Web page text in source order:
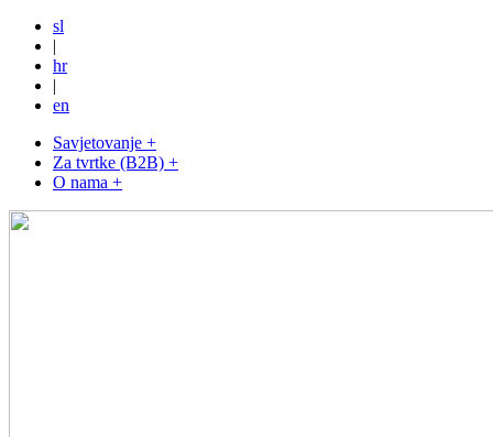
sl
|
hr
|
en
Savjetovanje +
Za tvrtke (B2B) +
O nama +